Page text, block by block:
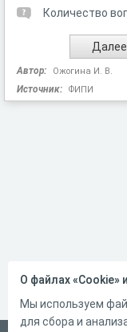
Количество
Автор: Ожогина И. В.
Источник: ФИПИ
О файлах «Cookie»
Мы используем
для сбора и